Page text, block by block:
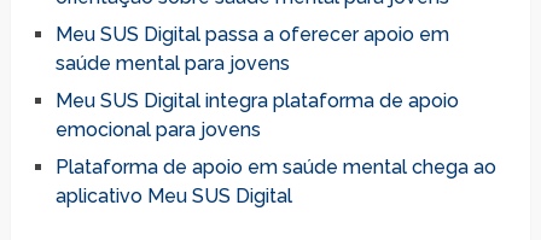
Meu SUS Digital passa a oferecer apoio em
saúde mental para jovens
Meu SUS Digital integra plataforma de apoio
emocional para jovens
Plataforma de apoio em saúde mental chega ao
aplicativo Meu SUS Digital